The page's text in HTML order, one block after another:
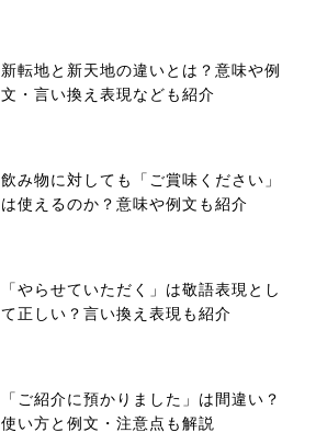
新転地と新天地の違いとは？意味や例
文・言い換え表現なども紹介
飲み物に対しても「ご賞味ください」
は使えるのか？意味や例文も紹介
「やらせていただく」は敬語表現とし
て正しい？言い換え表現も紹介
「ご紹介に預かりました」は間違い？
使い方と例文・注意点も解説